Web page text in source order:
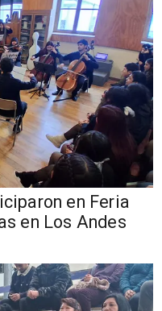
en Feria
en Los Andes